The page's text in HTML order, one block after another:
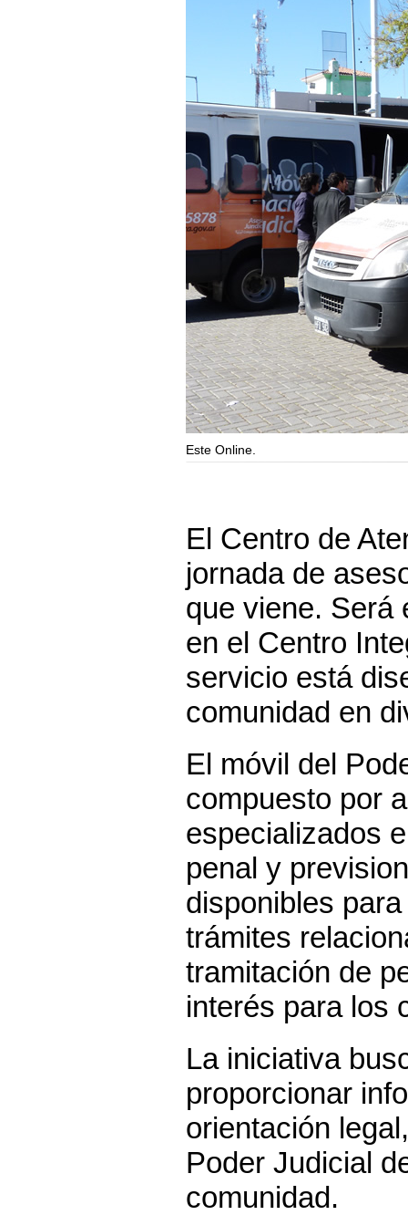
Este Online.
El Centro de
jornada de
que viene. Será
en el Centro
servicio está
comunidad en
El móvil del
compuesto por
especializados
penal y
disponibles
trámites
tramitación de
interés para los
La iniciativa
proporcionar
orientación
Poder Judicial
comunidad.